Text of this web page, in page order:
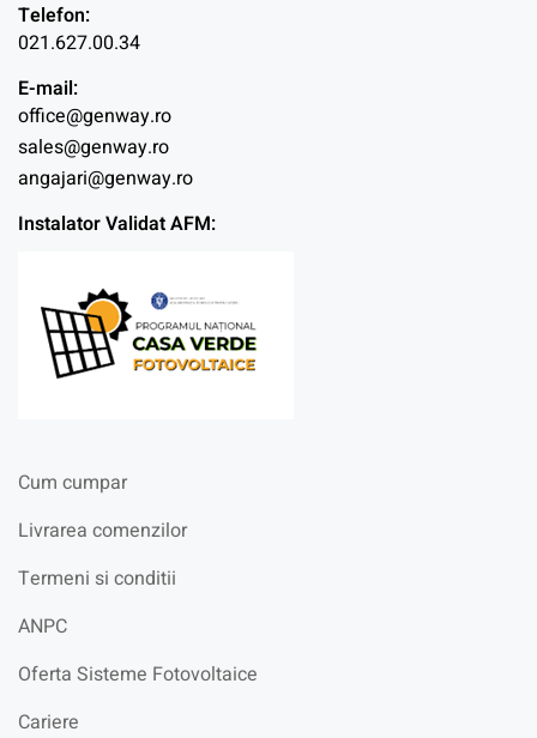
Telefon:
021.627.00.34
E-mail:
office@genway.ro
sales@genway.ro
angajari@genway.ro
Instalator Validat AFM:
Cum cumpar
Livrarea comenzilor
Termeni si conditii
ANPC
Oferta Sisteme Fotovoltaice
Cariere